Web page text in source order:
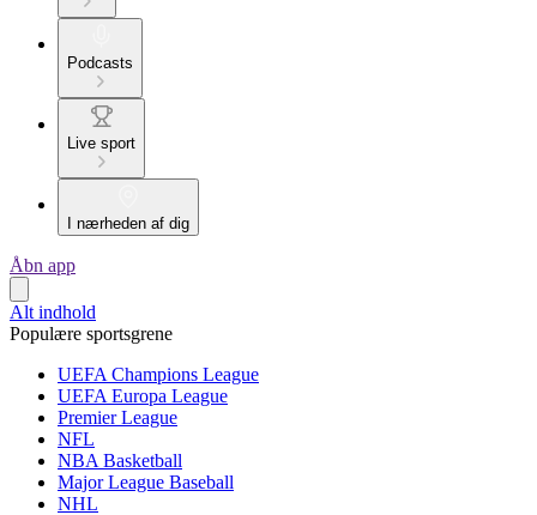
Podcasts
Live sport
I nærheden af dig
Åbn app
Alt indhold
Populære sportsgrene
UEFA Champions League
UEFA Europa League
Premier League
NFL
NBA Basketball
Major League Baseball
NHL